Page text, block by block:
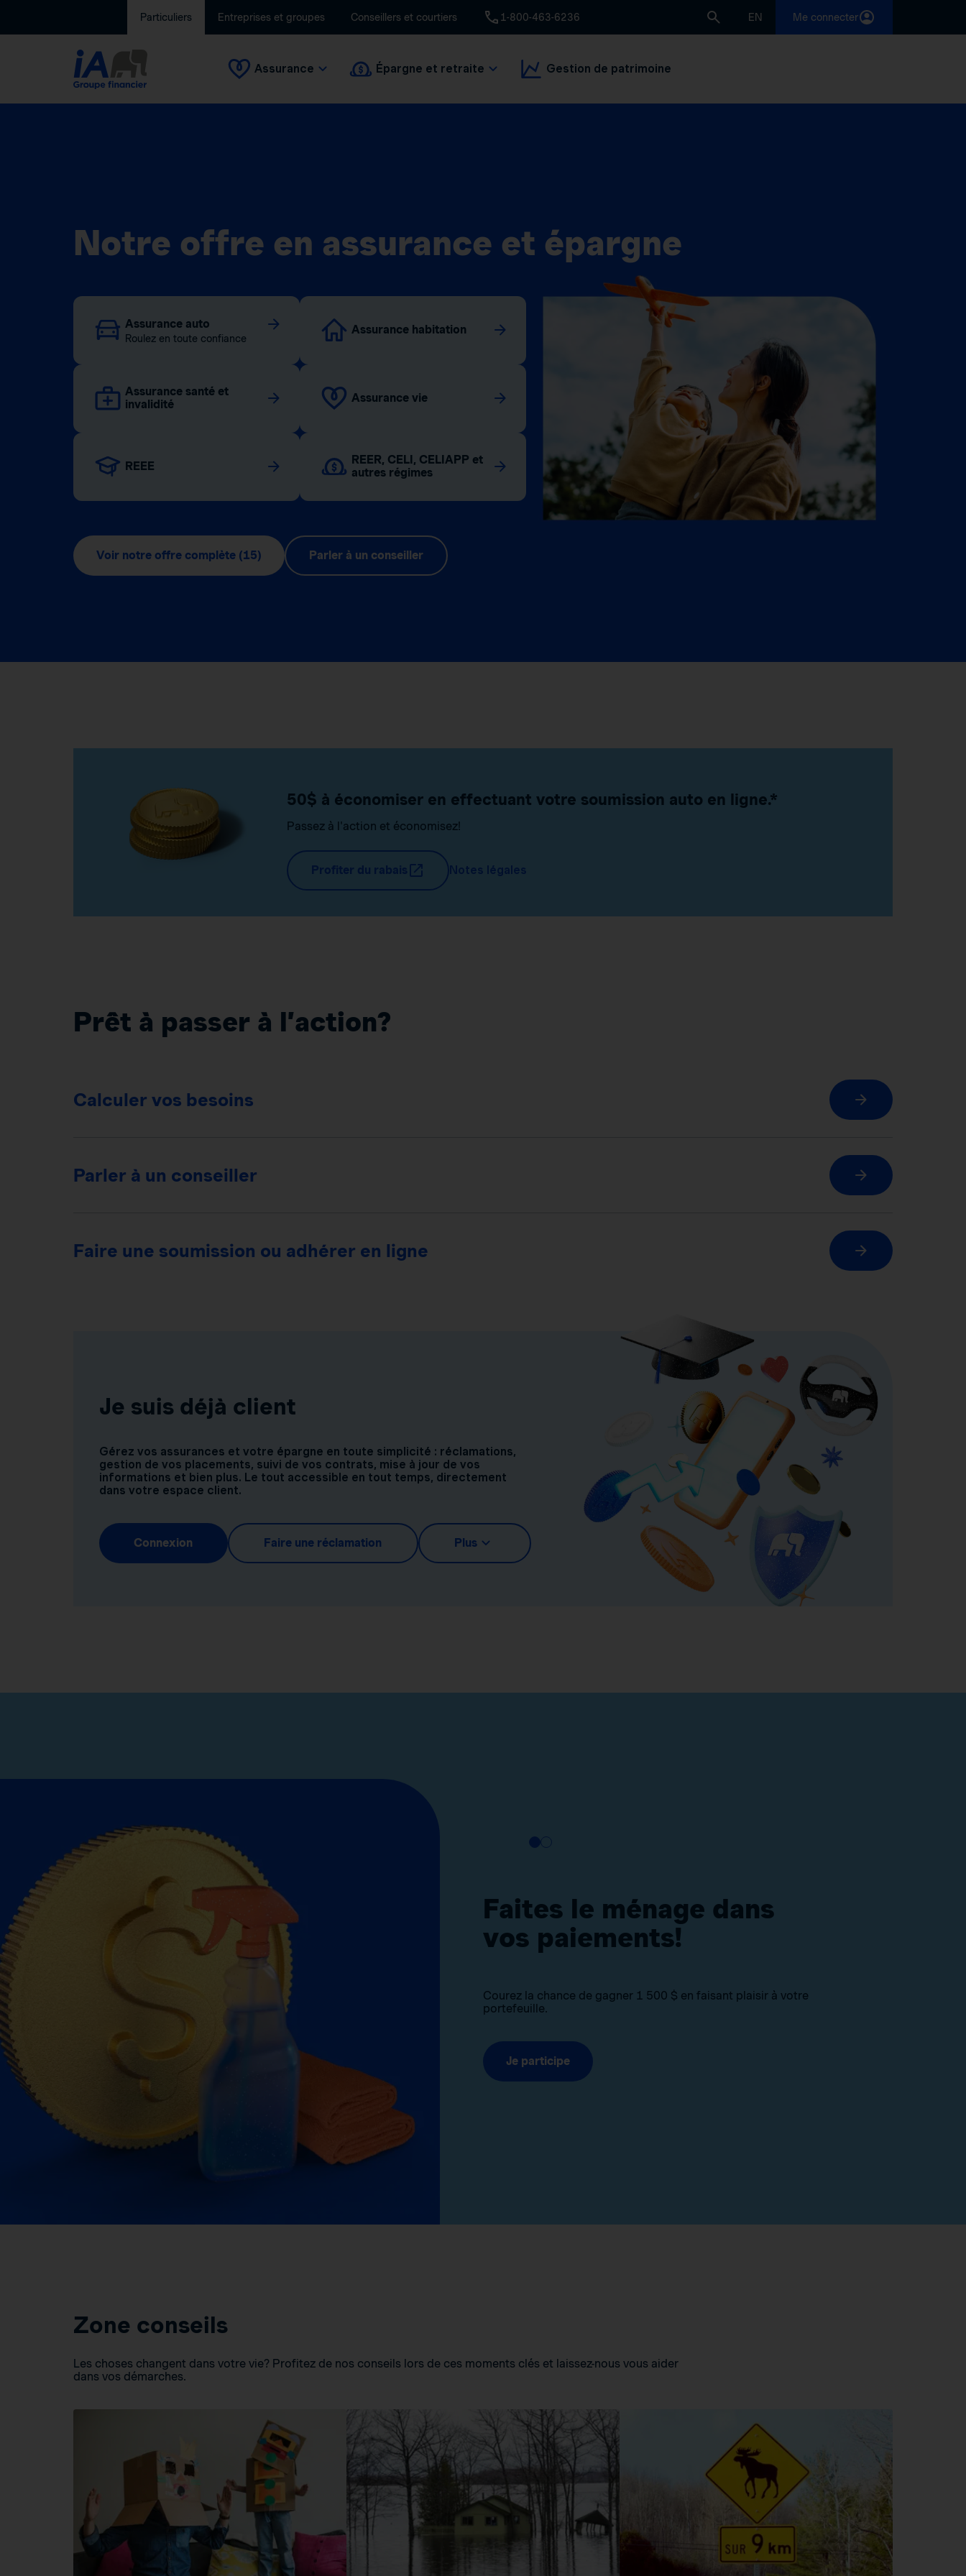
Particuliers Entreprises et groupes Conseillers et courtiers 1-800-463-6236 EN Me connecter
Assurance Épargne et retraite Gestion de patrimoine
Notre offre en assurance et épargne
Assurance auto
Roulez en toute confiance
Assurance habitation
Assurance santé et
invalidité
Assurance vie
REEE
REER, CELI, CELIAPP et
autres régimes
Voir notre offre complète (15) Parler à un conseiller
50$ à économiser en effectuant votre soumission auto en ligne.*
Passez à l'action et économisez!
Profiter du rabais Notes légales
Prêt à passer à l’action?
Calculer vos besoins
Parler à un conseiller
Faire une soumission ou adhérer en ligne
Je suis déjà client
Gérez vos assurances et votre épargne en toute simplicité : réclamations,
gestion de vos placements, suivi de vos contrats, mise à jour de vos
informations et bien plus. Le tout accessible en tout temps, directement
dans votre espace client.
Connexion Faire une réclamation Plus
Faites le ménage dans
vos paiements!
Courez la chance de gagner 1 500 $ en faisant plaisir à votre
portefeuille.
Je participe
Zone conseils
Les choses changent dans votre vie? Profitez de nos conseils lors de ces moments clés et laissez-nous vous aider
dans vos démarches.